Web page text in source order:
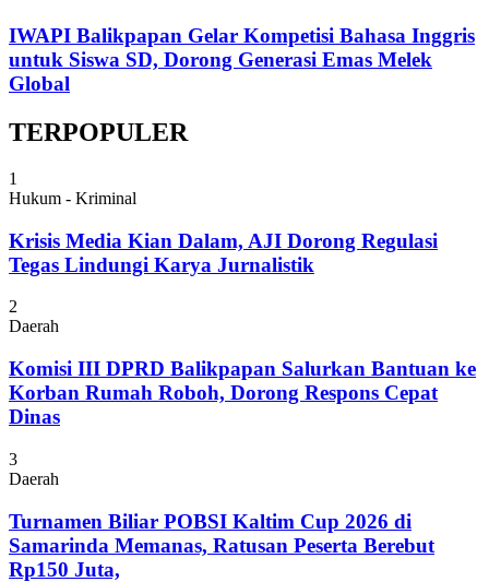
IWAPI Balikpapan Gelar Kompetisi Bahasa Inggris
untuk Siswa SD, Dorong Generasi Emas Melek
Global
TERPOPULER
1
Hukum - Kriminal
Krisis Media Kian Dalam, AJI Dorong Regulasi
Tegas Lindungi Karya Jurnalistik
2
Daerah
Komisi III DPRD Balikpapan Salurkan Bantuan ke
Korban Rumah Roboh, Dorong Respons Cepat
Dinas
3
Daerah
Turnamen Biliar POBSI Kaltim Cup 2026 di
Samarinda Memanas, Ratusan Peserta Berebut
Rp150 Juta,